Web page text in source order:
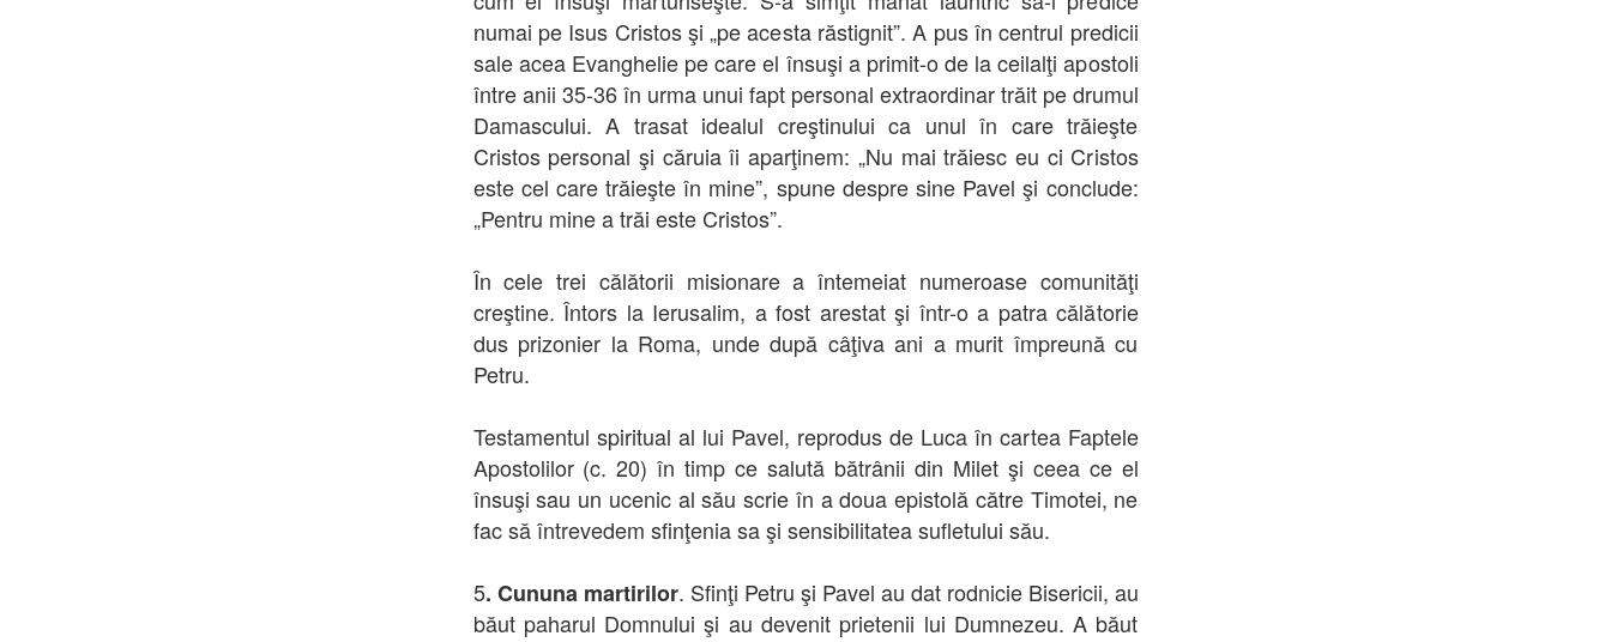
numai pe Isus Cristos şi „pe acesta răstignit”. A pus în centrul predicii
sale acea Evanghelie pe care el însuşi a primit-o de la ceilalţi apostoli
între anii 35-36 în urma unui fapt personal extraordinar trăit pe drumul
Damascului. A trasat idealul creştinului ca unul în care trăieşte
Cristos personal şi căruia îi aparţinem: „Nu mai trăiesc eu ci Cristos
este cel care trăieşte în mine”, spune despre sine Pavel şi conclude:
„Pentru mine a trăi este Cristos”.
În cele trei călătorii misionare a întemeiat numeroase comunităţi
creştine. Întors la Ierusalim, a fost arestat şi într-o a patra călătorie
dus prizonier la Roma, unde după câţiva ani a murit împreună cu
Petru.
Testamentul spiritual al lui Pavel, reprodus de Luca în cartea Faptele
Apostolilor (c. 20) în timp ce salută bătrânii din Milet şi ceea ce el
însuşi sau un ucenic al său scrie în a doua epistolă către Timotei, ne
fac să întrevedem sfinţenia sa şi sensibilitatea sufletului său.
5. Cununa martirilor. Sfinţi Petru şi Pavel au dat rodnicie Bisericii, au
băut paharul Domnului şi au devenit prietenii lui Dumnezeu. A băut